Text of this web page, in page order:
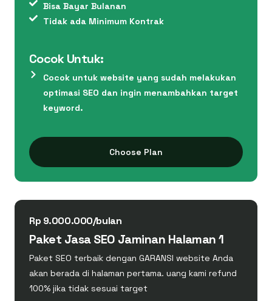
Bisa Bayar Bulanan
Tidak ada Minimum Kontrak
Cocok Untuk:
Cocok untuk website yang sudah melakukan
optimasi SEO dan ingin menambahkan target
keyword.
Choose Plan
Rp 9.000.000/bulan
Paket Jasa SEO Jaminan Halaman 1
Paket SEO terbaik dengan GARANSI website Anda
akan berada di halaman pertama. uang kami refund
100% jika tidak sesuai target